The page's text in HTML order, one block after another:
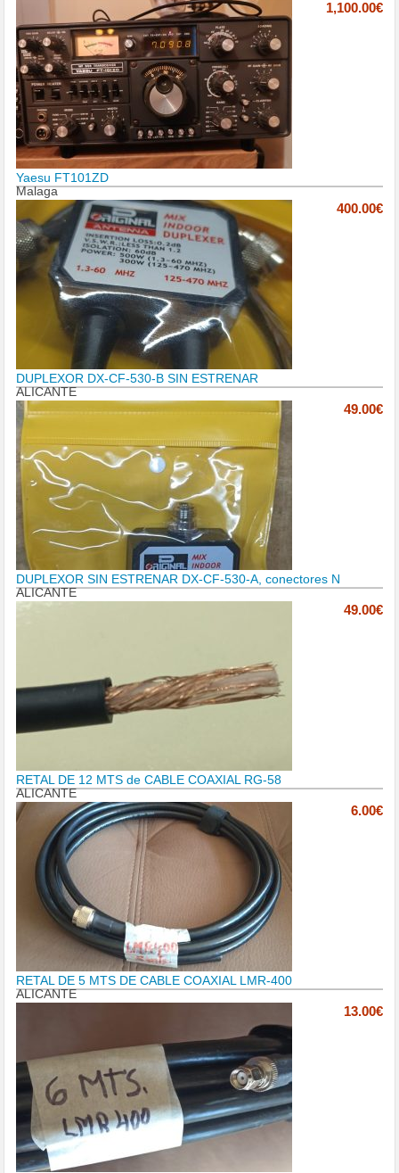
1,100.00€
Yaesu FT101ZD
Malaga
400.00€
DUPLEXOR DX-CF-530-B SIN ESTRENAR
ALICANTE
49.00€
DUPLEXOR SIN ESTRENAR DX-CF-530-A, conectores N
ALICANTE
49.00€
RETAL DE 12 MTS de CABLE COAXIAL RG-58
ALICANTE
6.00€
RETAL DE 5 MTS DE CABLE COAXIAL LMR-400
ALICANTE
13.00€